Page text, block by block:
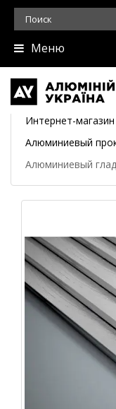
Меню
Интернет-
Алюминиевый
Алюминиевый